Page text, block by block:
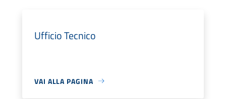
Ufficio Tecnico
VAI ALLA PAGINA